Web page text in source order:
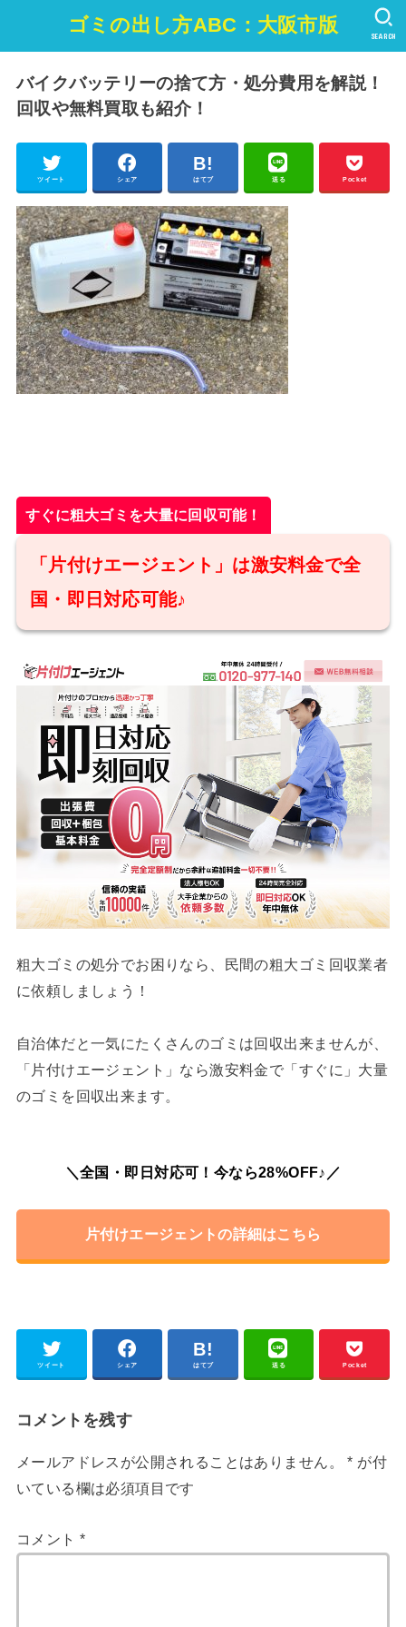
ゴミの出し方ABC：大阪市版 SEARCH
バイクバッテリーの捨て方・処分費用を解説！
回収や無料買取も紹介！
ツイート シェア はてブ 送る Pocket
すぐに粗大ゴミを大量に回収可能！
「片付けエージェント」は激安料金で全
国・即日対応可能♪
粗大ゴミの処分でお困りなら、民間の粗大ゴミ回収業者
に依頼しましょう！
自治体だと一気にたくさんのゴミは回収出来ませんが、
「片付けエージェント」なら激安料金で「すぐに」大量
のゴミを回収出来ます。
＼全国・即日対応可！今なら28%OFF♪／
片付けエージェントの詳細はこちら
ツイート シェア はてブ 送る Pocket
コメントを残す
メールアドレスが公開されることはありません。 * が付
いている欄は必須項目です
コメント *